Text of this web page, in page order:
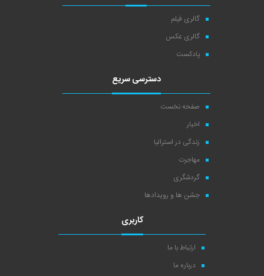
گالری فیلم
گالری عکس
پادکست
دسترسی سریع
صفحه نخست
اخبار
زندگی در استرالیا
مهاجرت
گردشگری
جشن ها و رویدادها
کاربری
ارتباط با ما
درباره ما